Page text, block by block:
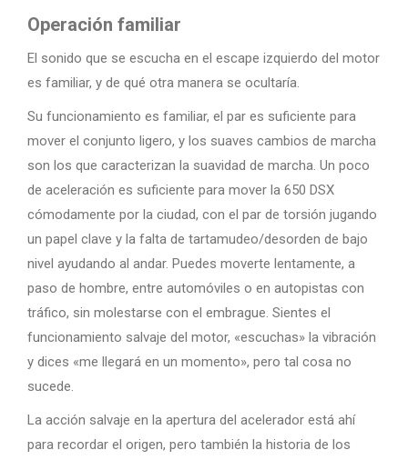
Operación familiar
El sonido que se escucha en el escape izquierdo del motor
es familiar, y de qué otra manera se ocultaría.
Su funcionamiento es familiar, el par es suficiente para
mover el conjunto ligero, y los suaves cambios de marcha
son los que caracterizan la suavidad de marcha. Un poco
de aceleración es suficiente para mover la 650 DSX
cómodamente por la ciudad, con el par de torsión jugando
un papel clave y la falta de tartamudeo/desorden de bajo
nivel ayudando al andar. Puedes moverte lentamente, a
paso de hombre, entre automóviles o en autopistas con
tráfico, sin molestarse con el embrague. Sientes el
funcionamiento salvaje del motor, «escuchas» la vibración
y dices «me llegará en un momento», pero tal cosa no
sucede.
La acción salvaje en la apertura del acelerador está ahí
para recordar el origen, pero también la historia de los